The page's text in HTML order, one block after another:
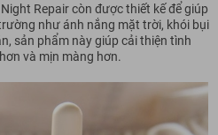
Repair còn được thiết kế để giúp
như ánh nắng mặt trời, khói bụi
sản phẩm này giúp cải thiện tình
và mịn màng hơn.